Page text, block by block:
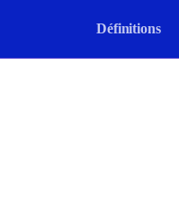
Définitions